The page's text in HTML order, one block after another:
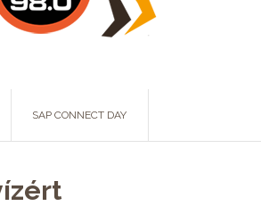
SAP CONNECT DAY